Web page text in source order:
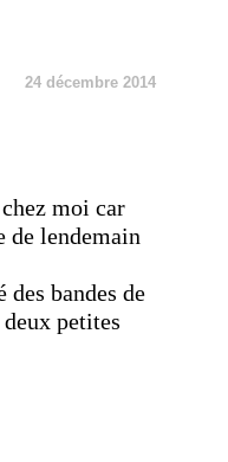
24 décembre 2014
moi car
de lendemain
bandes de
petites